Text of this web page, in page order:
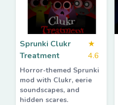
Sprunki Clukr
Treatment
★
4.6
Horror-themed Sprunki
mod with Clukr, eerie
soundscapes, and
hidden scares.